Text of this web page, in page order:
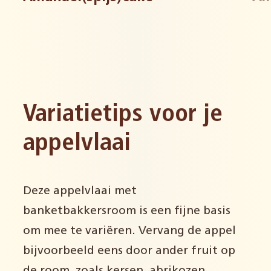
Variatietips voor je
appelvlaai
Deze appelvlaai met
banketbakkersroom is een fijne basis
om mee te variëren. Vervang de appel
bijvoorbeeld eens door ander fruit op